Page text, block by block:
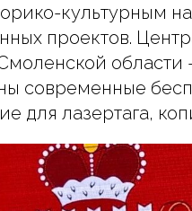
культурным
проектов.
области
современные
для лазертага,